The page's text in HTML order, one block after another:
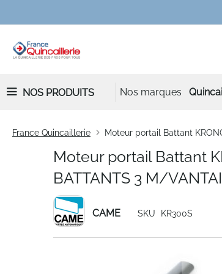
NOS PRODUITS Nos marques
France Quincaillerie Moteur portail Battant
Moteur portail Battant
BATTANTS 3 M/
CAME SKU KR300S